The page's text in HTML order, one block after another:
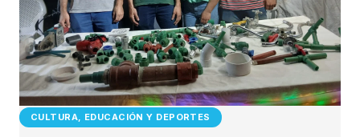
CULTURA, EDUCACIÓN Y DEPORTES